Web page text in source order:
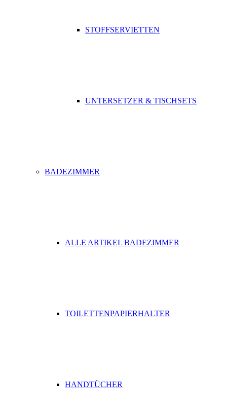
STOFFSERVIETTEN
UNTERSETZER & TISCHSETS
BADEZIMMER
ALLE ARTIKEL BADEZIMMER
TOILETTENPAPIERHALTER
HANDTÜCHER